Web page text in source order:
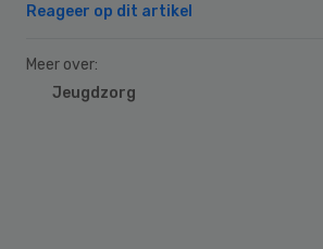
Reageer op dit artikel
Meer over:
Jeugdzorg